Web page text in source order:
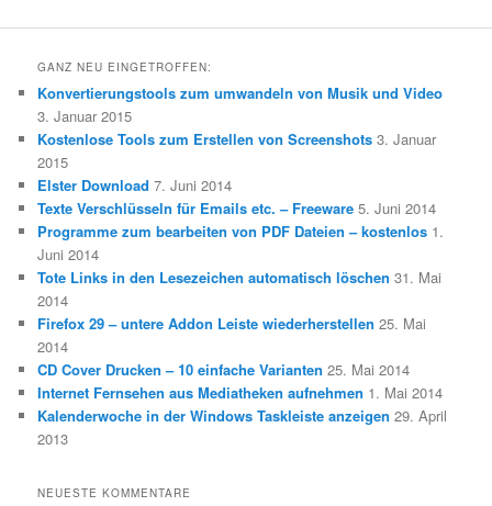
GANZ NEU EINGETROFFEN:
Konvertierungstools zum umwandeln von Musik und Video
3. Januar 2015
Kostenlose Tools zum Erstellen von Screenshots 3. Januar
2015
Elster Download 7. Juni 2014
Texte Verschlüsseln für Emails etc. – Freeware 5. Juni 2014
Programme zum bearbeiten von PDF Dateien – kostenlos 1.
Juni 2014
Tote Links in den Lesezeichen automatisch löschen 31. Mai
2014
Firefox 29 – untere Addon Leiste wiederherstellen 25. Mai
2014
CD Cover Drucken – 10 einfache Varianten 25. Mai 2014
Internet Fernsehen aus Mediatheken aufnehmen 1. Mai 2014
Kalenderwoche in der Windows Taskleiste anzeigen 29. April
2013
NEUESTE KOMMENTARE